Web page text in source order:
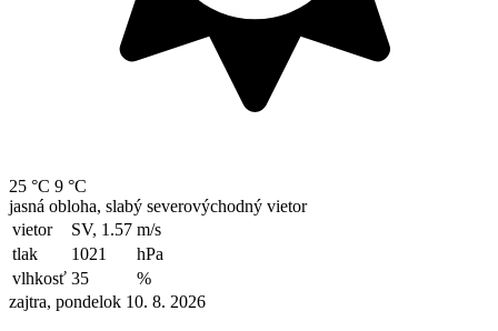
25 °C 9 °C
jasná obloha, slabý severovýchodný vietor
vietor
SV, 1.57 m/s
tlak
1021
hPa
vlhkosť 35
%
zajtra, pondelok 10. 8. 2026